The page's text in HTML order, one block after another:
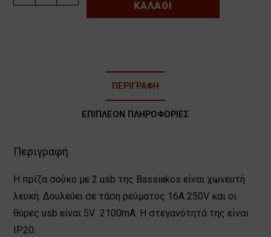
ΣΟΥΚΟ
ΚΑΛΆΘΙ
ΠΕΡΙΓΡΑΦΉ
ΕΠΙΠΛΈΟΝ ΠΛΗΡΟΦΟΡΊΕΣ
Περιγραφή
Η πρίζα σούκο με 2 usb της Bassiakos είναι χωνευτή
λευκή. Δουλεύει σε τάση ρεύματος 16Α 250V και οι
θύρες usb είναι 5V 2100mA. H στεγανότητά της είναι
IP20.